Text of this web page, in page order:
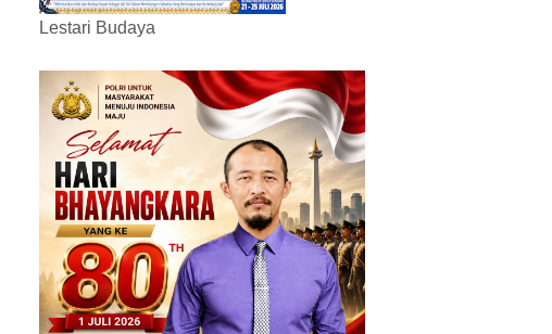
Lestari Budaya